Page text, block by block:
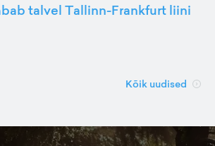
talvel Tallinn-Frankfurt liini
Kõik uudised